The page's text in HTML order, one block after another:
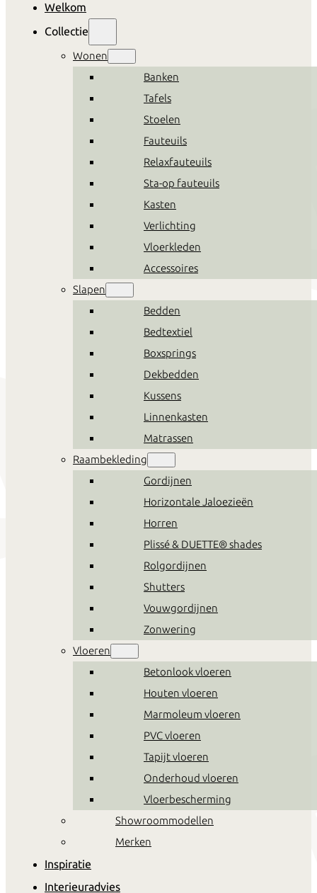
Welkom
Collectie
Wonen
Banken
Tafels
Stoelen
Fauteuils
Relaxfauteuils
Sta-op fauteuils
Kasten
Verlichting
Vloerkleden
Accessoires
Slapen
Bedden
Bedtextiel
Boxsprings
Dekbedden
Kussens
Linnenkasten
Matrassen
Raambekleding
Gordijnen
Horizontale Jaloezieën
Horren
Plissé & DUETTE® shades
Rolgordijnen
Shutters
Vouwgordijnen
Zonwering
Vloeren
Betonlook vloeren
Houten vloeren
Marmoleum vloeren
PVC vloeren
Tapijt vloeren
Onderhoud vloeren
Vloerbescherming
Showroommodellen
Merken
Inspiratie
Interieuradvies